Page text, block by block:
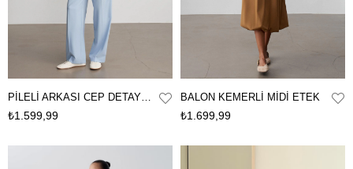
PİLELİ ARKASI CEP DETAYLI PANTOLON
₺1.599,99
BALON KEMERLİ MİDİ ETEK
₺1.699,99